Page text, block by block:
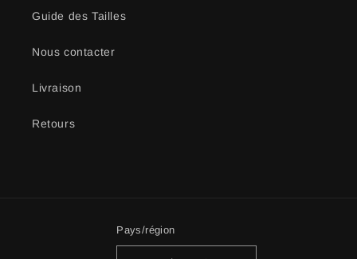
Guide des Tailles
Nous contacter
Livraison
Retours
Pays/région